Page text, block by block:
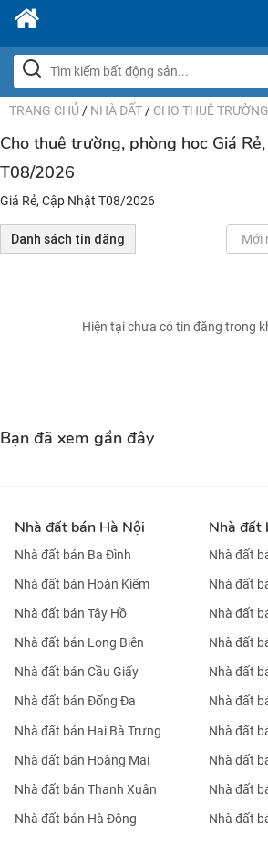
TRANG CHỦ / NHÀ ĐẤT / CHO THUÊ
Cho thuê trường, phòng học Giá
T08/2026
Giá Rẻ, Cập Nhật T08/2026
Danh sách tin đăng Mới
Hiện tại chưa có tin đăng trong
Bạn đã xem gần đây
Nhà đất bán Hà Nội
Nhà đất bán Ba Đình
Nhà đất bán Hoàn Kiếm
Nhà đất bán Tây Hồ
Nhà đất bán Long Biên
Nhà đất bán Cầu Giấy
Nhà đất bán Đống Đa
Nhà đất bán Hai Bà Trưng
Nhà đất bán Hoàng Mai
Nhà đất bán Thanh Xuân
Nhà đất bán Hà Đông
Nhà đất
Nhà đất
Nhà đất
Nhà đất
Nhà đất
Nhà đất
Nhà đất
Nhà đất
Nhà đất
Nhà đất
Nhà đất